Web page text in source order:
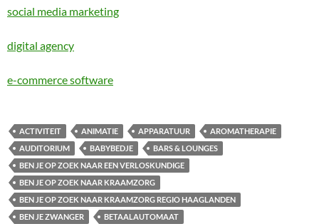
social media marketing
digital agency
e-commerce software
ACTIVITEIT ANIMATIE APPARATUUR
AROMATHERAPIE
AUDITORIUM
BABYBEDJE
BARS & LOUNGES
BEN JE OP ZOEK NAAR EEN VERLOSKUNDIGE
BEN JE OP ZOEK NAAR KRAAMZORG
BEN JE OP ZOEK NAAR KRAAMZORG REGIO HAAGLANDEN
BEN JE ZWANGER
BETAALAUTOMAAT